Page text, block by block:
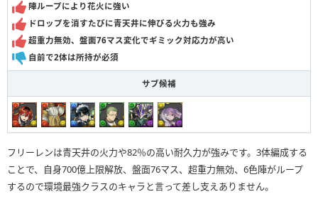
陣ループにより花火に強い
ドロップを消すたびに青天井に伸びる火力も強み
超重力無効、盤面76マス変化でギミック対応力が高い
自前で2体は所持が必須
サブ候補
フリーレンは青天井の火力や82％の高い耐久力が強みです。3体編成する
ことで、自身700億上限解放、盤面76マス、超重力無効、6色陣がループ
するので環境最強クラスのキャラと言って差し支えありません。